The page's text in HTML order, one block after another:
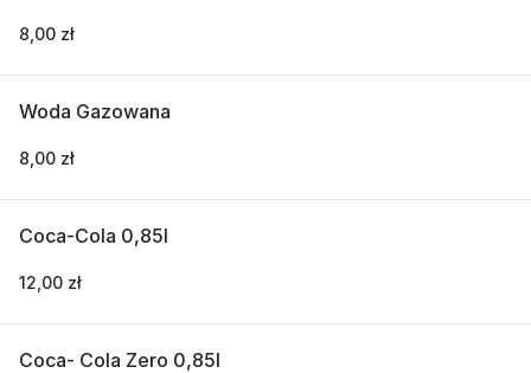
8,00 zł
Woda Gazowana
8,00 zł
Coca-Cola 0,85l
12,00 zł
Coca- Cola Zero 0,85l